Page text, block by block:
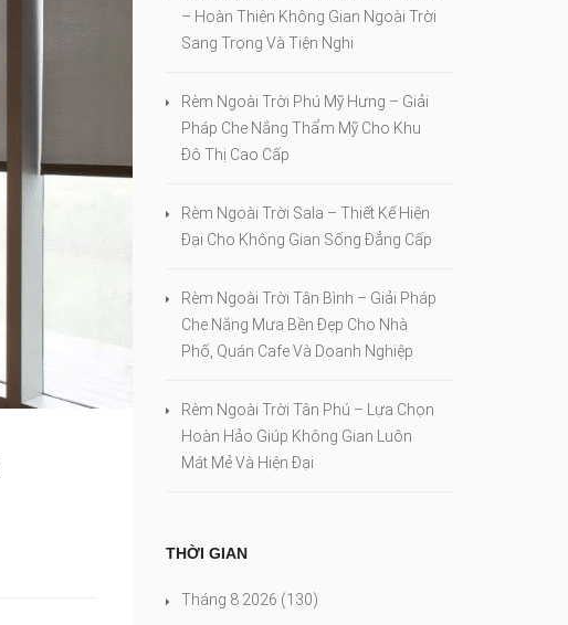
– Hoàn Thiện Không Gian Ngoài Trời
Sang Trọng Và Tiện Nghi
Rèm Ngoài Trời Phú Mỹ Hưng – Giải
Pháp Che Nắng Thẩm Mỹ Cho Khu
Đô Thị Cao Cấp
Rèm Ngoài Trời Sala – Thiết Kế Hiện
Đại Cho Không Gian Sống Đẳng Cấp
Rèm Ngoài Trời Tân Bình – Giải Pháp
Che Nắng Mưa Bền Đẹp Cho Nhà
Phố, Quán Cafe Và Doanh Nghiệp
Rèm Ngoài Trời Tân Phú – Lựa Chọn
Hoàn Hảo Giúp Không Gian Luôn
Mát Mẻ Và Hiện Đại
THỜI GIAN
Tháng 8 2026 (130)